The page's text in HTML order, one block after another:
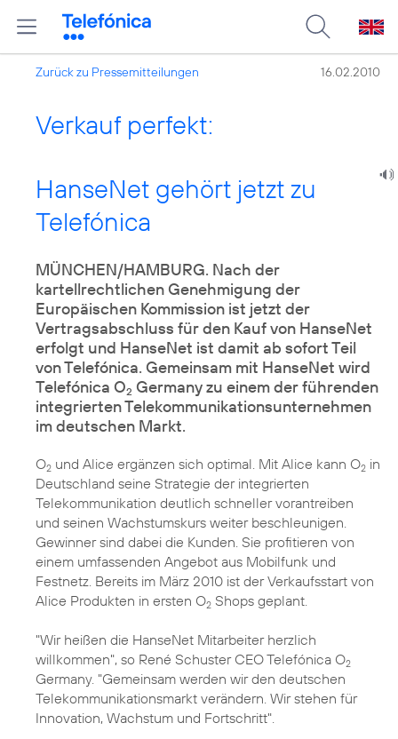
Zurück zu Pressemitteilungen 16.02.2010
Verkauf perfekt:
HanseNet gehört jetzt zu
Telefónica
MÜNCHEN/HAMBURG. Nach der
kartellrechtlichen Genehmigung der
Europäischen Kommission ist jetzt der
Vertragsabschluss für den Kauf von HanseNet
erfolgt und HanseNet ist damit ab sofort Teil
von Telefónica. Gemeinsam mit HanseNet wird
Telefónica O2 Germany zu einem der führenden
integrierten Telekommunikationsunternehmen
im deutschen Markt.
O2 und Alice ergänzen sich optimal. Mit Alice kann O2 in
Deutschland seine Strategie der integrierten
Telekommunikation deutlich schneller vorantreiben
und seinen Wachstumskurs weiter beschleunigen.
Gewinner sind dabei die Kunden. Sie profitieren von
einem umfassenden Angebot aus Mobilfunk und
Festnetz. Bereits im März 2010 ist der Verkaufsstart von
Alice Produkten in ersten O2 Shops geplant.
"Wir heißen die HanseNet Mitarbeiter herzlich
willkommen", so René Schuster CEO Telefónica O2
Germany. "Gemeinsam werden wir den deutschen
Telekommunikationsmarkt verändern. Wir stehen für
Innovation, Wachstum und Fortschritt".